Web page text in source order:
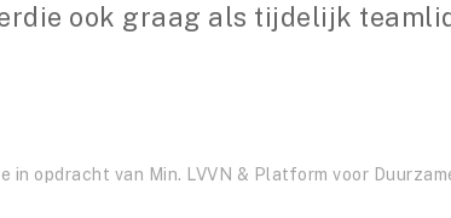
ook graag als tijdelijk
opdracht van Min. LVVN & Platform voor